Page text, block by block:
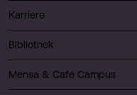
Karriere
Bibliothek
Mensa & Café Campus